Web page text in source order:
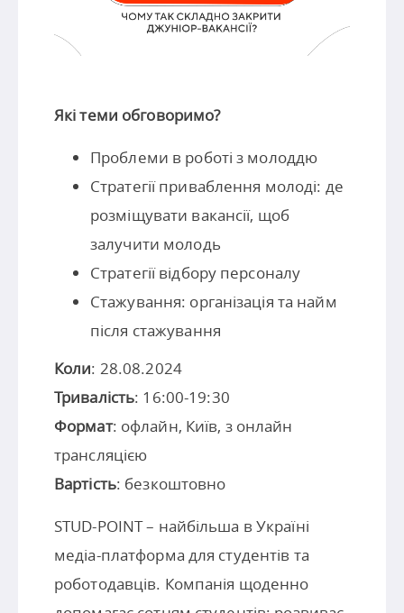
Які теми обговоримо?
Проблеми в роботі з молоддю
Стратегії приваблення молоді: де
розміщувати вакансії, щоб
залучити молодь
Стратегії відбору персоналу
Стажування: організація та найм
після стажування
Коли: 28.08.2024
Тривалість: 16:00-19:30
Формат: офлайн, Київ, з онлайн
трансляцією
Вартість: безкоштовно
STUD-POINT – найбільша в Україні
медіа-платформа для студентів та
роботодавців. Компанія щоденно